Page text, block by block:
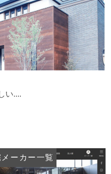
い....
ーカー一覧